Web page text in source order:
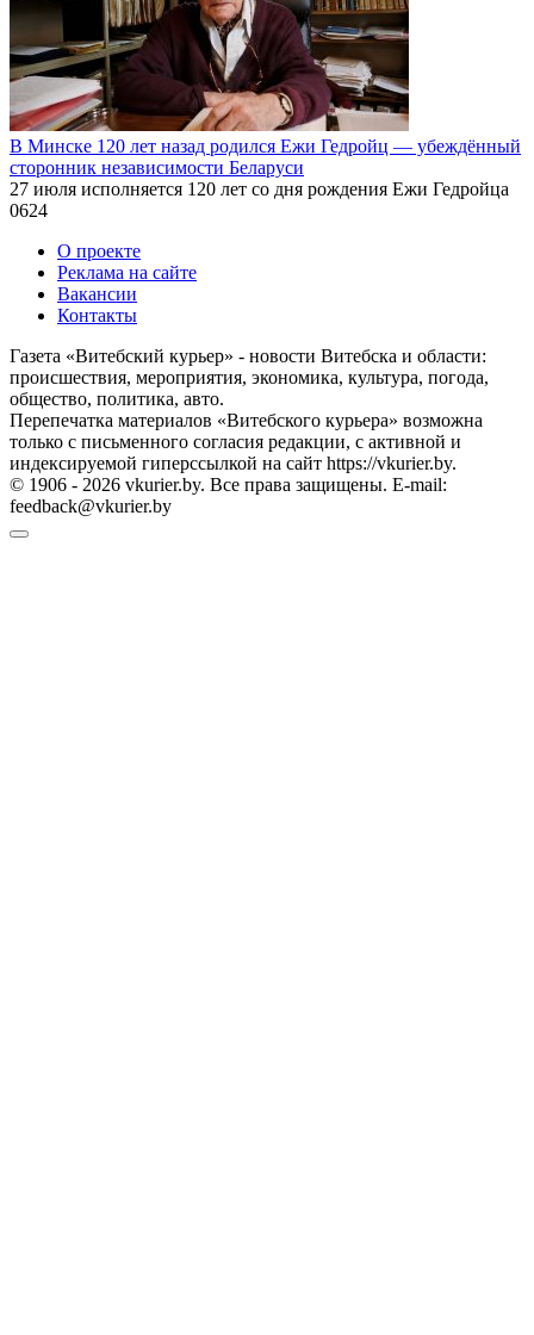
В Минске 120 лет назад родился Ежи Гедройц — убеждённый
сторонник независимости Беларуси
27 июля исполняется 120 лет со дня рождения Ежи Гедройца
0624
О проекте
Реклама на сайте
Вакансии
Контакты
Газета «Витебский курьер» - новости Витебска и области:
происшествия, мероприятия, экономика, культура, погода,
общество, политика, авто.
Перепечатка материалов «Витебского курьера» возможна
только с письменного согласия редакции, с активной и
индексируемой гиперссылкой на сайт https://vkurier.by.
© 1906 - 2026 vkurier.by. Все права защищены. E-mail:
feedback@vkurier.by